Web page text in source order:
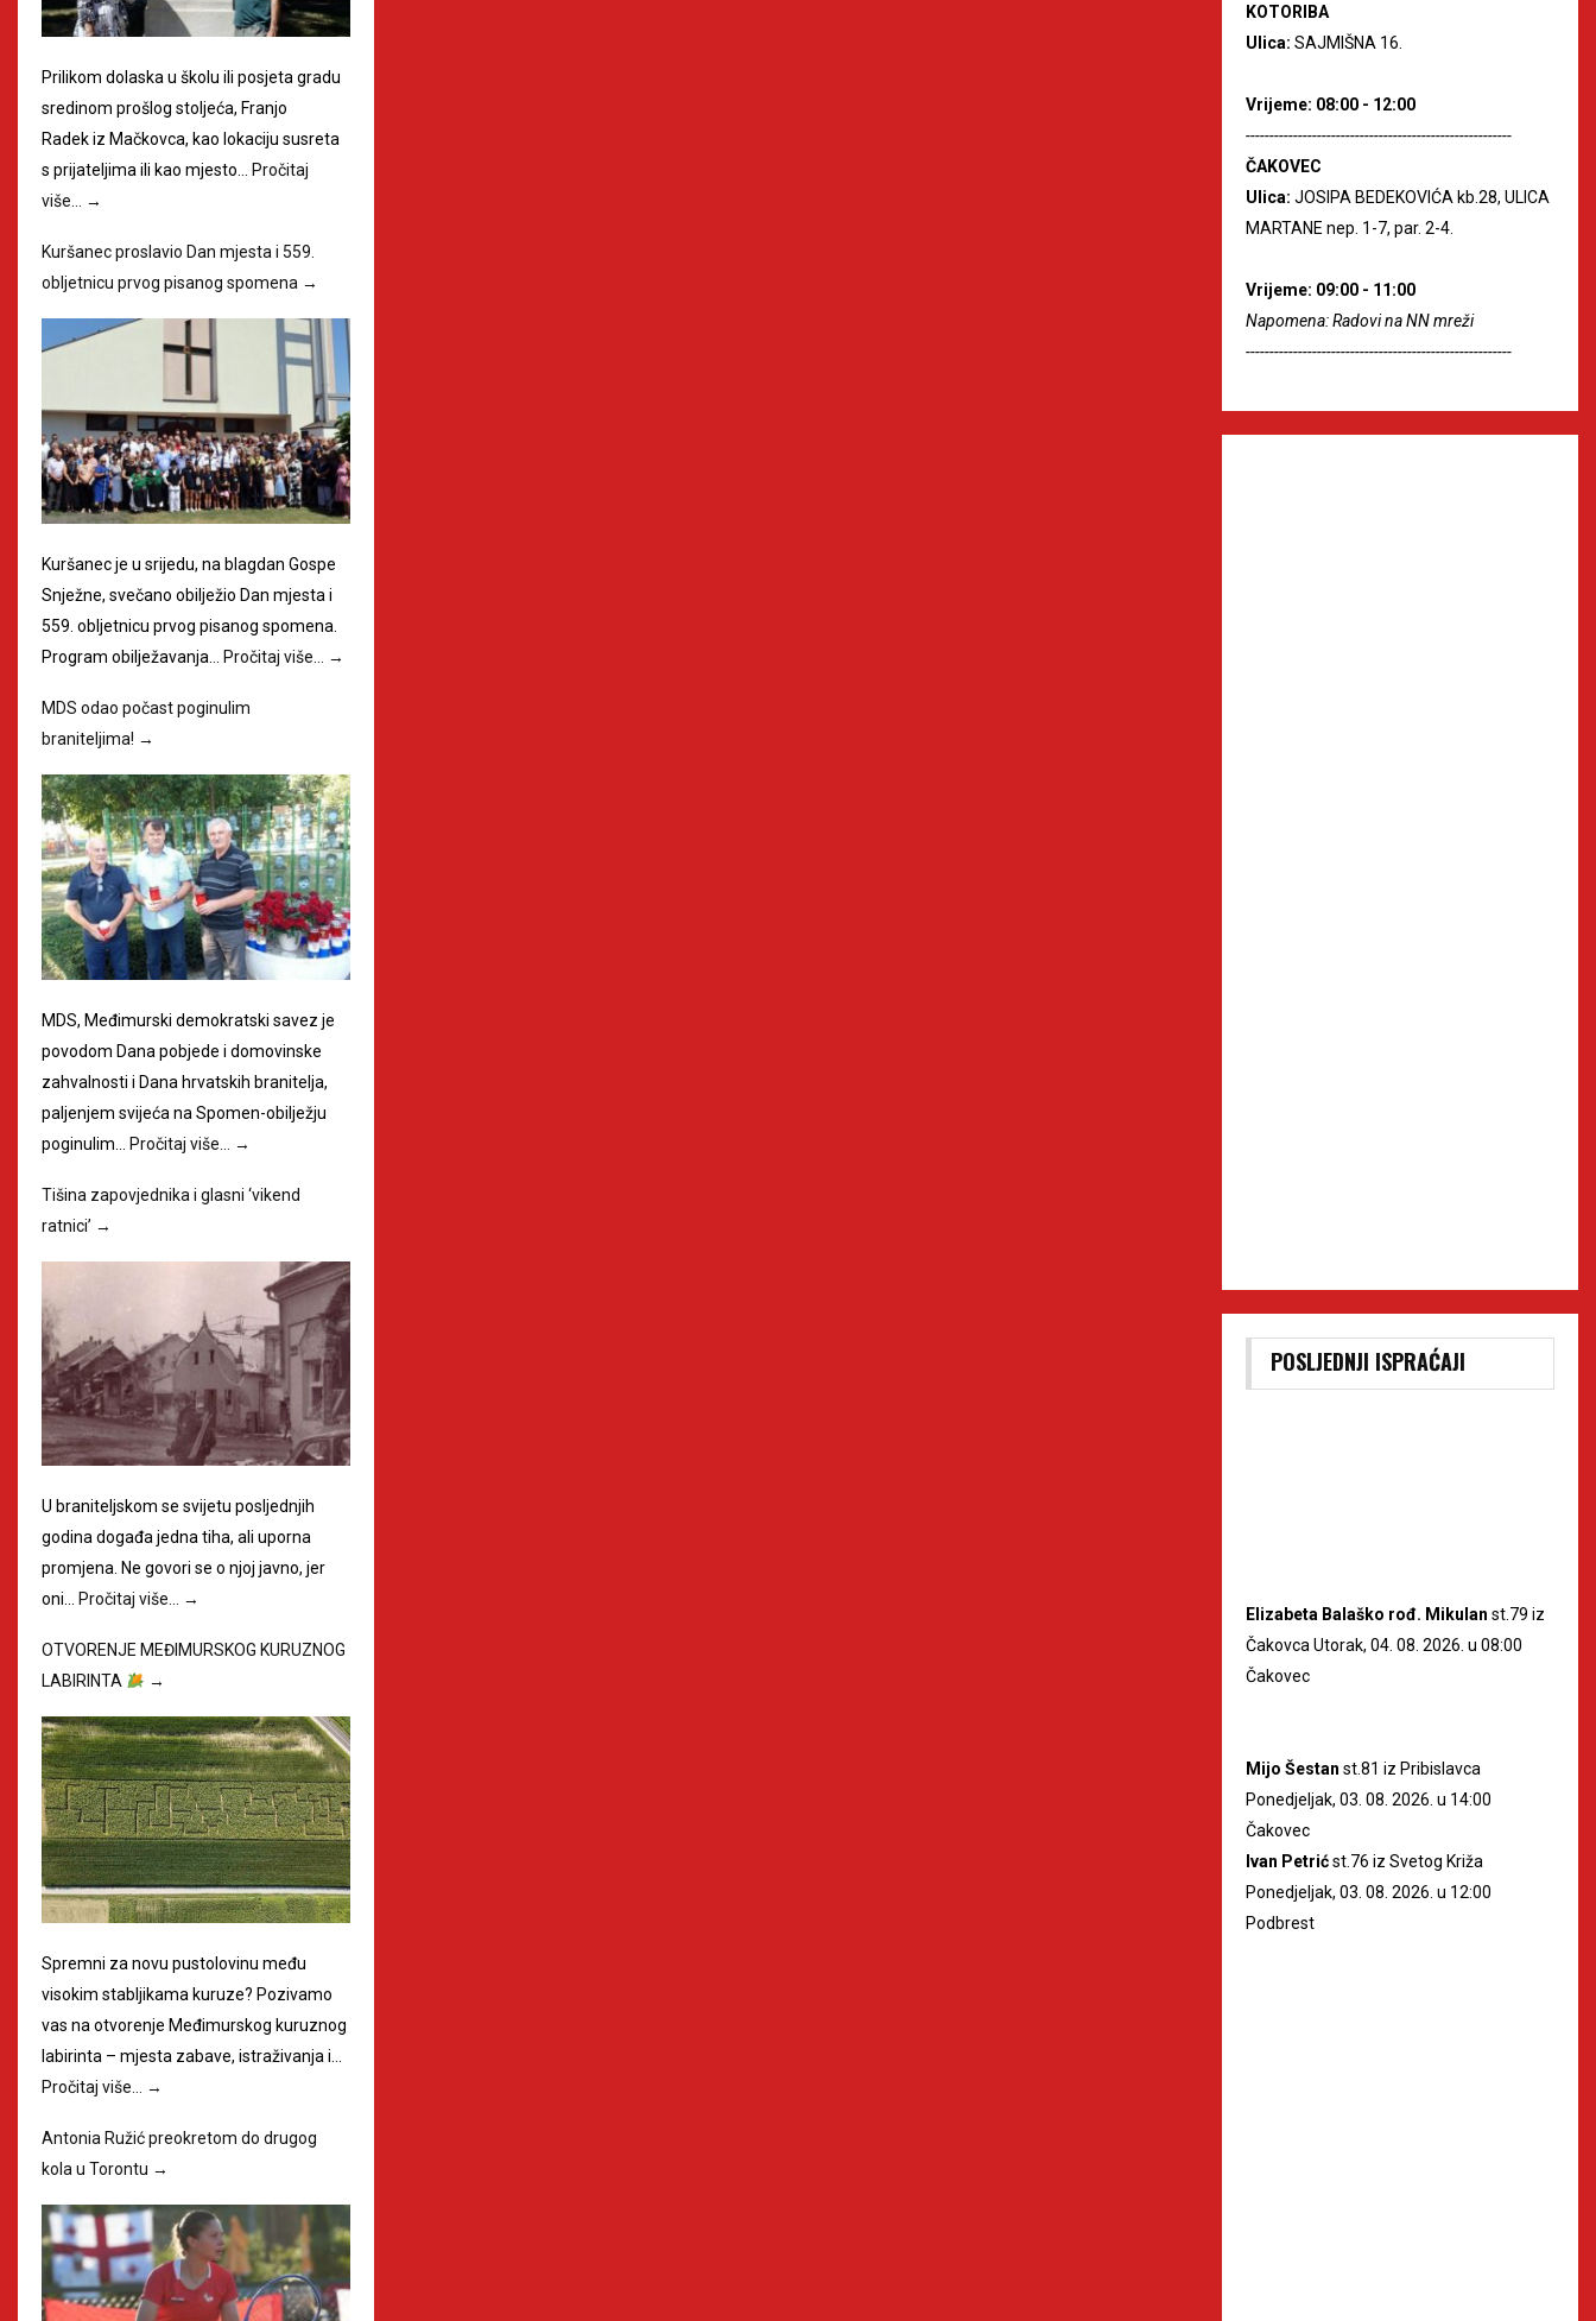
Prilikom dolaska u školu ili posjeta gradu
sredinom prošlog stoljeća, Franjo
Radek iz Mačkovca, kao lokaciju susreta
s prijateljima ili kao mjesto…
Pročitaj
više…
→
Kuršanec proslavio Dan mjesta i 559.
obljetnicu prvog pisanog spomena →
Kuršanec je u srijedu, na blagdan Gospe
Snježne, svečano obilježio Dan mjesta i
559. obljetnicu prvog pisanog spomena.
Program obilježavanja…
Pročitaj više… →
MDS odao počast poginulim
braniteljima! →
MDS, Međimurski demokratski savez je
povodom Dana pobjede i domovinske
zahvalnosti i Dana hrvatskih branitelja,
paljenjem svijeća na Spomen-obilježju
poginulim… Pročitaj više… →
Tišina zapovjednika i glasni ‘vikend
ratnici’ →
U braniteljskom se svijetu posljednjih
godina događa jedna tiha, ali uporna
promjena. Ne govori se o njoj javno, jer
oni… Pročitaj više… →
OTVORENJE MEĐIMURSKOG KURUZNOG
LABIRINTA
→
Spremni za novu pustolovinu među
visokim stabljikama kuruze? Pozivamo
vas na otvorenje Međimurskog kuruznog
labirinta – mjesta zabave, istraživanja i…
Pročitaj više…
→
Antonia Ružić preokretom do drugog
kola u Torontu →
KOTORIBA
Ulica: SAJMIŠNA 16.
Vrijeme: 08:00 - 12:00
--------------------------------------------------------
ČAKOVEC
Ulica: JOSIPA BEDEKOVIĆA kb.28, ULICA
MARTANE nep. 1-7, par. 2-4.
Vrijeme: 09:00 - 11:00
Napomena: Radovi na NN mreži
--------------------------------------------------------
POSLJEDNJI ISPRAĆAJI
Elizabeta Balaško rođ. Mikulan st.79 iz
Čakovca Utorak, 04. 08. 2026. u 08:00
Čakovec
Mijo Šestan st.81 iz Pribislavca
Ponedjeljak, 03. 08. 2026. u 14:00
Čakovec
Ivan Petrićst.76 iz Svetog Križa
Ponedjeljak, 03. 08. 2026. u 12:00
Podbrest